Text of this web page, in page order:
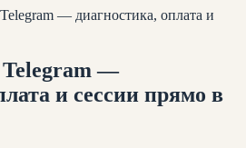
— диагностика, оплата и
Telegram —
и сессии прямо в